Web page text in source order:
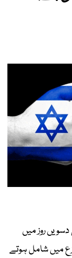
روز میں
میں شامل ہوتے